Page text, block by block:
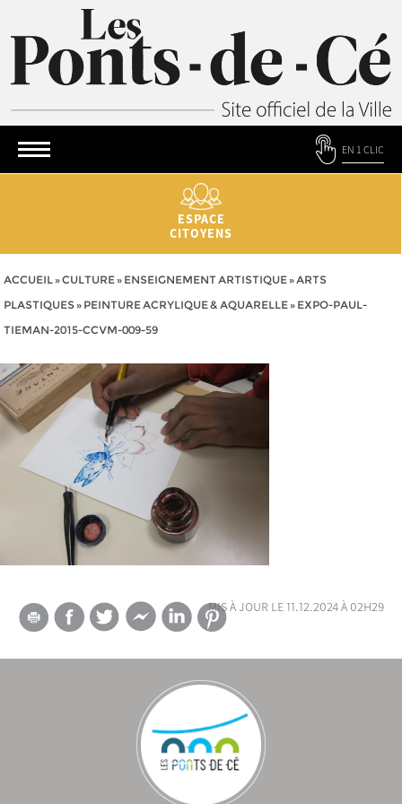
EN 1 CLIC
ESPACE
CITOYENS
ACCUEIL»CULTURE» ENSEIGNEMENT ARTISTIQUE»ARTS
PLASTIQUES» PEINTURE ACRYLIQUE & AQUARELLE» EXPO-PAUL-
TIEMAN-2015-CCVM-009-59
mis à jour le 11.12.2024 à 02h29